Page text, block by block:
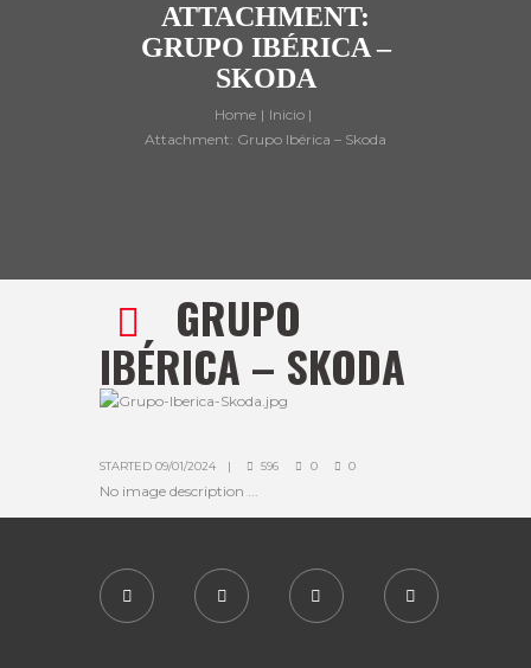
ATTACHMENT:
GRUPO IBÉRICA –
SKODA
Home
Inicio
Attachment: Grupo Ibérica – Skoda
GRUPO
IBÉRICA – SKODA
STARTED 09/01/2024 596 0 0
No image description ...